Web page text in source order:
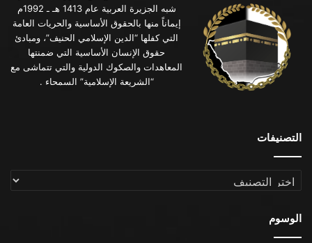
شبه الجزيرة العربية عام 1413 هـ ـ 1992م
إيماناً منها بالحقوق الأساسية والحريات العامة
التي كفلها “الدين الإسلامي الحنيف”، ومبادئ
حقوق الإنسان الأساسية التي ضمنتها
المعاهدات والصكوك الدولية والتي تتماشى مع
“الشريعة الإسلامية” السمحاء .
التصنيفات
التصنيفات
الوسوم